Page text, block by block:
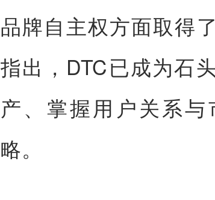
品牌自主权方面取得
指出，DTC已成为石
产、掌握用户关系
略。